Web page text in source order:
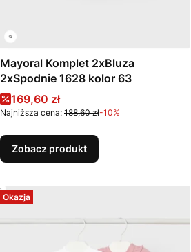
Mayoral Komplet 2xBluza
2xSpodnie 1628 kolor 63
Cena promocyjna
169,60 zł
Najniższa cena: 188,60 zł-10%
Zobacz produkt
Okazja